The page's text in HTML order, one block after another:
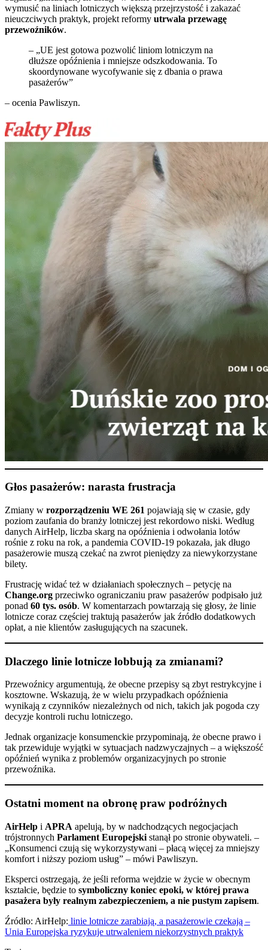
wymusić na liniach lotniczych większą przejrzystość i zakazać
nieuczciwych praktyk, projekt reformy utrwala przewagę
przewoźników.
– „UE jest gotowa pozwolić liniom lotniczym na
dłuższe opóźnienia i mniejsze odszkodowania. To
skoordynowane wycofywanie się z dbania o prawa
pasażerów”
– ocenia Pawliszyn.
Głos pasażerów: narasta frustracja
Zmiany w rozporządzeniu WE 261 pojawiają się w czasie, gdy
poziom zaufania do branży lotniczej jest rekordowo niski. Według
danych AirHelp, liczba skarg na opóźnienia i odwołania lotów
rośnie z roku na rok, a pandemia COVID-19 pokazała, jak długo
pasażerowie muszą czekać na zwrot pieniędzy za niewykorzystane
bilety.
Frustrację widać też w działaniach społecznych – petycję na
Change.org przeciwko ograniczaniu praw pasażerów podpisało już
ponad 60 tys. osób. W komentarzach powtarzają się głosy, że linie
lotnicze coraz częściej traktują pasażerów jak źródło dodatkowych
opłat, a nie klientów zasługujących na szacunek.
Dlaczego linie lotnicze lobbują za zmianami?
Przewoźnicy argumentują, że obecne przepisy są zbyt restrykcyjne i
kosztowne. Wskazują, że w wielu przypadkach opóźnienia
wynikają z czynników niezależnych od nich, takich jak pogoda czy
decyzje kontroli ruchu lotniczego.
Jednak organizacje konsumenckie przypominają, że obecne prawo i
tak przewiduje wyjątki w sytuacjach nadzwyczajnych – a większość
opóźnień wynika z problemów organizacyjnych po stronie
przewoźnika.
Ostatni moment na obronę praw podróżnych
AirHelp i APRA apelują, by w nadchodzących negocjacjach
trójstronnych Parlament Europejski stanął po stronie obywateli. –
„Konsumenci czują się wykorzystywani – płacą więcej za mniejszy
komfort i niższy poziom usług” – mówi Pawliszyn.
Eksperci ostrzegają, że jeśli reforma wejdzie w życie w obecnym
kształcie, będzie to symboliczny koniec epoki, w której prawa
pasażera były realnym zabezpieczeniem, a nie pustym zapisem.
Źródło: AirHelp: linie lotnicze zarabiają, a pasażerowie czekają –
Unia Europejska ryzykuje utrwaleniem niekorzystnych praktyk